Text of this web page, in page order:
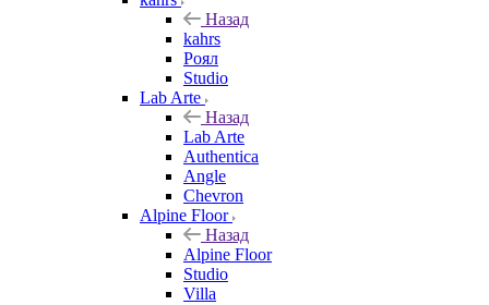
Назад
kahrs
Роял
Studio
Lab Arte
Назад
Lab Arte
Authentica
Angle
Chevron
Alpine Floor
Назад
Alpine Floor
Studio
Villa